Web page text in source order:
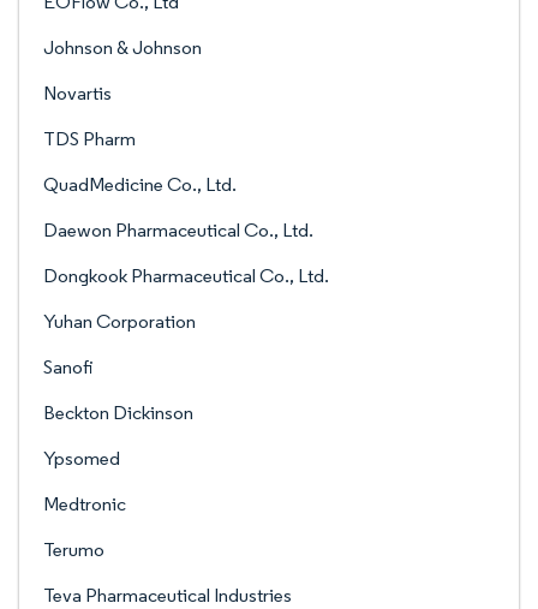
Johnson & Johnson
Novartis
TDS Pharm
QuadMedicine Co., Ltd.
Daewon Pharmaceutical Co., Ltd.
Dongkook Pharmaceutical Co., Ltd.
Yuhan Corporation
Sanofi
Beckton Dickinson
Ypsomed
Medtronic
Terumo
Teva Pharmaceutical Industries